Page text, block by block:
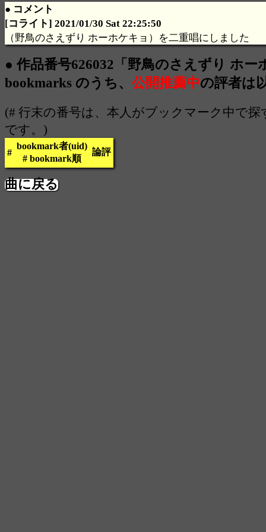
● コメント
[コライト] 2021/01/30 Sat 22:25:50
（野鳥のさえずり ホーホケキョ）を二重唱にしました
● 作品番号626032「野鳥のさえずり ホ
bookmarks のうち、 公開推薦中の評者は
(# 行末の番号は、本人がブックマーク中で探
です。)
#
bookmark者(uid)
# bookmark順
論評
曲に戻る